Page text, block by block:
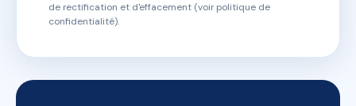
de rectification et d'effacement (voir politique de
confidentialité).